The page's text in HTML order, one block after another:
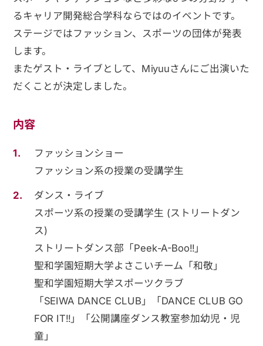
るキャリア開発総合学科ならではのイベントです。
ステージではファッション、スポーツの団体が発表
します。
またゲスト・ライブとして、Miyuuさんにご出演いた
だくことが決定しました。
内容
ファッションショー
ファッション系の授業の受講学生
ダンス・ライブ
スポーツ系の授業の受講学生 (ストリートダン
ス)
ストリートダンス部「Peek-A-Boo!!」
聖和学園短期大学よさこいチーム「和敬」
聖和学園短期大学スポーツクラブ
「SEIWA DANCE CLUB」「DANCE CLUB GO
FOR IT!!」「公開講座ダンス教室参加幼児・児
童」